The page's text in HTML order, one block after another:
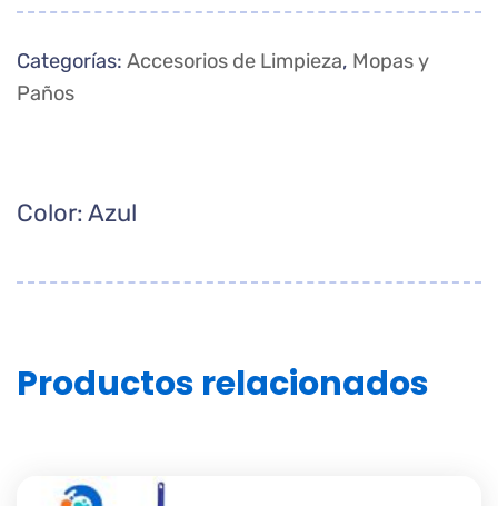
Categorías: Accesorios de Limpieza, Mopas y
Paños
Color: Azul
Productos relacionados